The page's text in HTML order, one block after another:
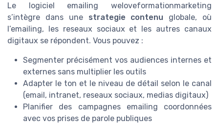
Le logiciel emailing weloveformationmarketing
s’intègre dans une strategie contenu globale, où
l’emailing, les reseaux sociaux et les autres canaux
digitaux se répondent. Vous pouvez :
Segmenter précisément vos audiences internes et
externes sans multiplier les outils
Adapter le ton et le niveau de détail selon le canal
(email, intranet, reseaux sociaux, medias digitaux)
Planifier des campagnes emailing coordonnées
avec vos prises de parole publiques